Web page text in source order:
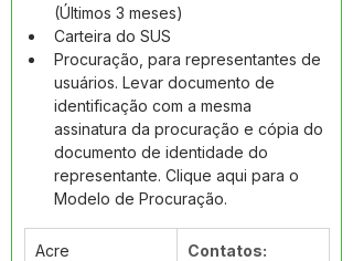
(Últimos 3 meses)
Carteira do SUS
Procuração, para representantes de
usuários. Levar documento de
identificação com a mesma
assinatura da procuração e cópia do
documento de identidade do
representante. Clique aqui para o
Modelo de Procuração.
Acre
Contatos: